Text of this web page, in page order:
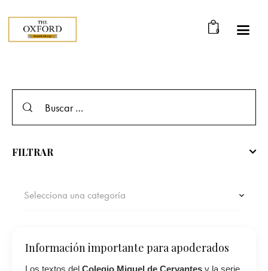
0
FILTRAR
Selecciona una categoría
Información importante para apoderados
Los textos del Colegio Miguel de Cervantes y la serie